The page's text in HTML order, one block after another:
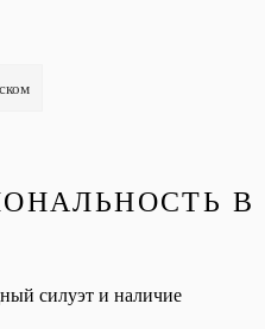
В
силуэт и наличие